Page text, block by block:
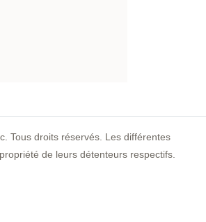
Tous droits réservés. Les différentes
de leurs détenteurs respectifs.